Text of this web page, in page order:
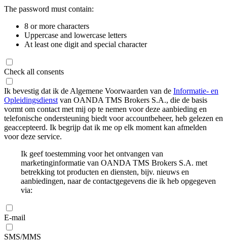
The password must contain:
8 or more characters
Uppercase and lowercase letters
At least one digit and special character
Check all consents
Ik bevestig dat ik de Algemene Voorwaarden van de Informatie- en
Opleidingsdienst van OANDA TMS Brokers S.A., die de basis
vormt om contact met mij op te nemen voor deze aanbieding en
telefonische ondersteuning biedt voor accountbeheer, heb gelezen en
geaccepteerd. Ik begrijp dat ik me op elk moment kan afmelden
voor deze service.
Ik geef toestemming voor het ontvangen van
marketinginformatie van OANDA TMS Brokers S.A. met
betrekking tot producten en diensten, bijv. nieuws en
aanbiedingen, naar de contactgegevens die ik heb opgegeven
via:
E-mail
SMS/MMS